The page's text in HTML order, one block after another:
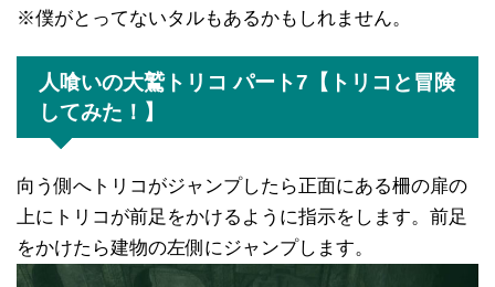
※僕がとってないタルもあるかもしれません。
人喰いの大鷲トリコ パート7【トリコと冒険
してみた！】
向う側へトリコがジャンプしたら正面にある柵の扉の
上にトリコが前足をかけるように指示をします。前足
をかけたら建物の左側にジャンプします。